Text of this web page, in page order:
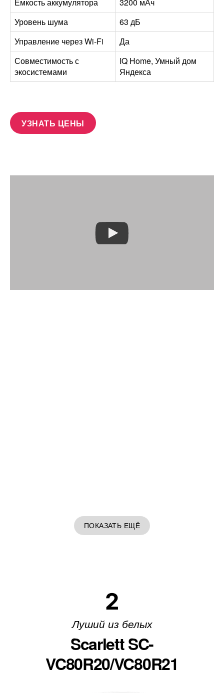
Емкость аккумулятора
3200 мАч
Уровень шума
63 дБ
Управление через Wi-Fi
Да
Совместимость с
экосистемами
IQ Home, Умный дом
Яндекса
УЗНАТЬ ЦЕНЫ
ПОКАЗАТЬ ЕЩЁ
2
Луший из белых
Scarlett SC-
VC80R20/VC80R21